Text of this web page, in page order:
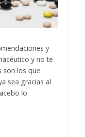
y
y no te
son los que
sea gracias al
lo